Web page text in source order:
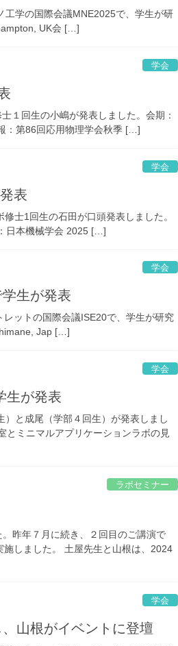
学の国際会議MNE2025で、学生が研
UK会 […]
学会
１回生の小嶋が発表しました。会期：
：第86回応用物理学会秋季 […]
学会
表
士1回生の石田が口頭発表しました。
日本機械学会 2025 […]
学会
生が発表
ットの国際会議ISE20で、学生が研究
Jap […]
学会
生が発表
と成尾（学部４回生）が発表しまし
とミニマルアプリケーションラボの見
ラボセミナー
昨年７月に続き、２回目のご講演で
しました。 土屋先生と山根は、2024
学会
山根がイベントに登壇